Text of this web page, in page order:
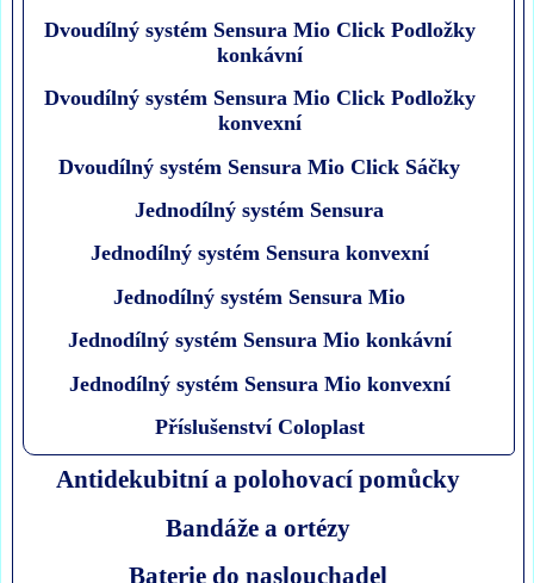
Dvoudílný systém Sensura Mio Click Podložky
konkávní
Dvoudílný systém Sensura Mio Click Podložky
konvexní
Dvoudílný systém Sensura Mio Click Sáčky
Jednodílný systém Sensura
Jednodílný systém Sensura konvexní
Jednodílný systém Sensura Mio
Jednodílný systém Sensura Mio konkávní
Jednodílný systém Sensura Mio konvexní
Příslušenství Coloplast
Antidekubitní a polohovací pomůcky
Bandáže a ortézy
Baterie do naslouchadel